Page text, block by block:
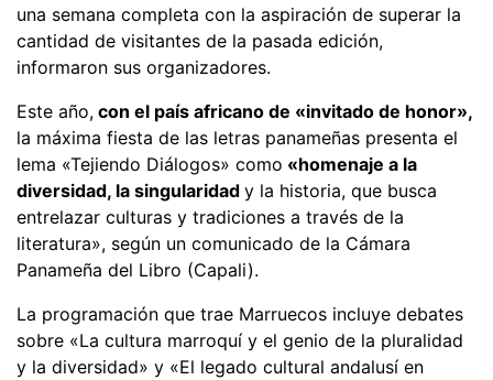
una semana completa con la aspiración de superar la
cantidad de visitantes de la pasada edición,
informaron sus organizadores.
Este año, con el país africano de «invitado de honor»,
la máxima fiesta de las letras panameñas presenta el
lema «Tejiendo Diálogos» como «homenaje a la
diversidad, la singularidad y la historia, que busca
entrelazar culturas y tradiciones a través de la
literatura», según un comunicado de la Cámara
Panameña del Libro (Capali).
La programación que trae Marruecos incluye debates
sobre «La cultura marroquí y el genio de la pluralidad
y la diversidad» y «El legado cultural andalusí en